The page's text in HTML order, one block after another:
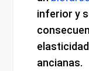
inferior y
ancianas.